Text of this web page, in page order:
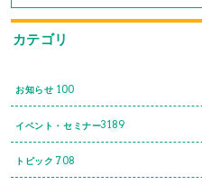
カテゴリ
お知らせ 100
イベント・セミナー3189
トピック 708